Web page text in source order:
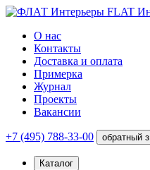
FLAT
О нас
Контакты
Доставка и оплата
Примерка
Журнал
Проекты
Вакансии
+7 (495) 788-33-00 обратный
Каталог